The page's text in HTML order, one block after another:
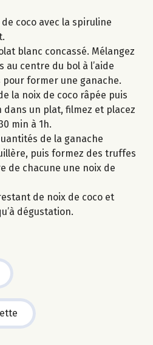
coco avec la spiruline
blanc concassé. Mélangez
au centre du bol à l’aide
pour former une ganache.
la noix de coco râpée puis
un plat, filmez et placez
min à 1h.
de la ganache
puis formez des truffes
de chacune une noix de
de noix de coco et
dégustation.